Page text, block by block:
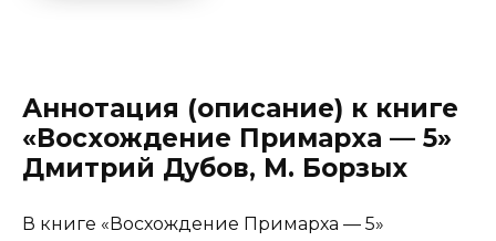
Аннотация (описание) к книге
«Восхождение Примарха — 5»
Дмитрий Дубов, М. Борзых
В книге «Восхождение Примарха — 5»